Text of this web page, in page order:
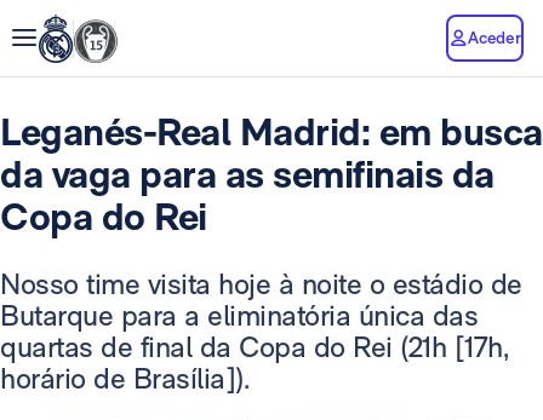
Aceder
Leganés-Real Madrid: em busca
da vaga para as semifinais da
Copa do Rei
Nosso time visita hoje à noite o estádio de
Butarque para a eliminatória única das
quartas de final da Copa do Rei (21h [17h,
horário de Brasília]).